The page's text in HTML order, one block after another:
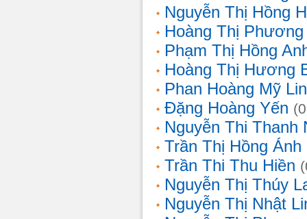
Nguyễn Thị Hồng
Hoàng Thị Phương
Phạm Thị Hồng
Hoàng Thị Hương
Phan Hoàng Mỹ
Đặng Hoàng Yến
Nguyễn Thi Thanh
Trần Thị Hồng Ánh
Trần Thi Thu Hiền
Nguyễn Thị Thúy
Nguyễn Thị Nhật